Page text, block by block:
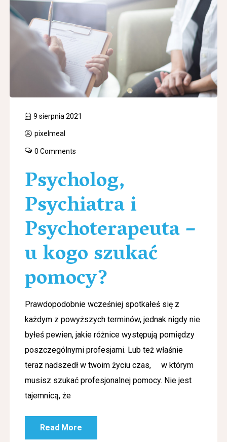
9 sierpnia 2021
pixelmeal
0 Comments
Psycholog,
Psychiatra i
Psychoterapeuta –
u kogo szukać
pomocy?
Prawdopodobnie wcześniej spotkałeś się z
każdym z powyższych terminów, jednak nigdy nie
byłeś pewien, jakie różnice występują pomiędzy
poszczególnymi profesjami. Lub też właśnie
teraz nadszedł w twoim życiu czas, w którym
musisz szukać profesjonalnej pomocy. Nie jest
tajemnicą, że
Read More